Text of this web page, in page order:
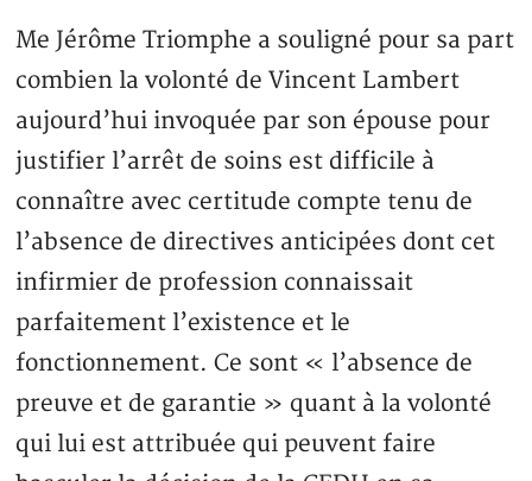
Me Jérôme Triomphe a souligné pour sa part
combien la volonté de Vincent Lambert
aujourd’hui invoquée par son épouse pour
justifier l’arrêt de soins est difficile à
connaître avec certitude compte tenu de
l’absence de directives anticipées dont cet
infirmier de profession connaissait
parfaitement l’existence et le
fonctionnement. Ce sont « l’absence de
preuve et de garantie » quant à la volonté
qui lui est attribuée qui peuvent faire